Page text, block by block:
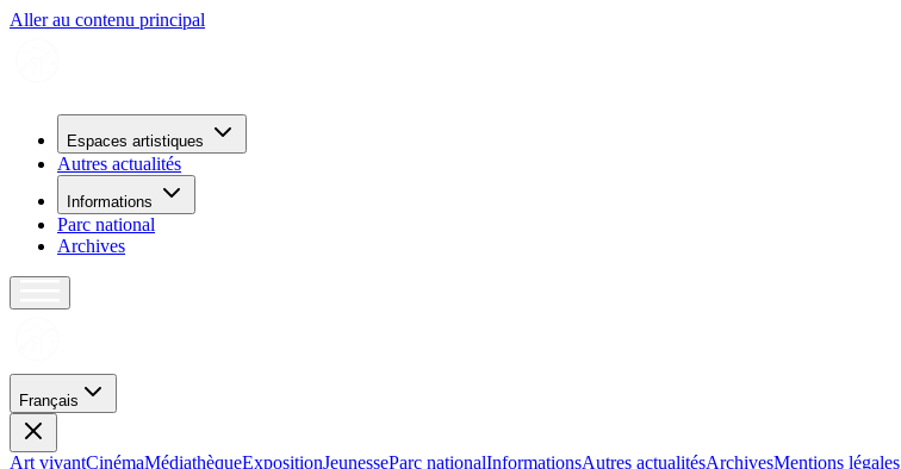
Aller au contenu principal
Espaces artistiques
Autres actualités
Informations
Parc national
Archives
Français
Art vivantCinémaMédiathèqueExpositionJeunesseParc nationalInformationsAutres actualitésArchivesMentions légales